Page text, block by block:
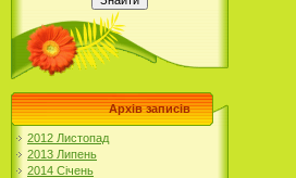
Архів записів
2012 Листопад
2013 Липень
2014 Січень